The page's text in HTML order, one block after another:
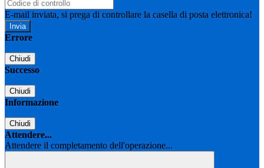
E-mail inviata, si prega di controllare la casella di posta elettronica!
Errore
Chiudi
Successo
Chiudi
Informazione
Chiudi
Attendere...
Attendere il completamento dell'operazione...